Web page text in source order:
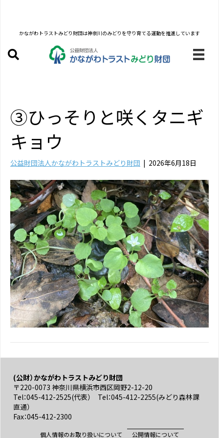
かながわトラストみどり財団は神奈川のみどりを守り育てる運動を推進しています
③ひっそりと咲くタニギ
キョウ
公益財団法人かながわトラストみどり財団 | 2026年6月18日
(公財）かながわトラストみどり財団
〒220-0073 神奈川県横浜市西区岡野2-12-20
Tel：045-412-2525(代表） Tel：045-412-2255(みどり森林課
直通）
Fax：045-412-2300
個人情報のお取り扱いについて 公開情報について